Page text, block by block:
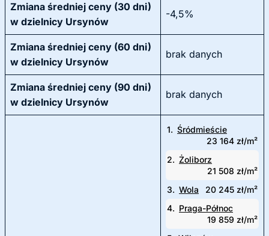
Zmiana średniej ceny (30 dni)
w dzielnicy Ursynów
-4,5%
Zmiana średniej ceny (60 dni)
w dzielnicy Ursynów
brak danych
Zmiana średniej ceny (90 dni)
w dzielnicy Ursynów
brak danych
1. Śródmieście
23 164 zł/m²
2. Żoliborz
21 508 zł/m²
3. Wola
20 245 zł/m²
4. Praga-Północ
19 859 zł/m²